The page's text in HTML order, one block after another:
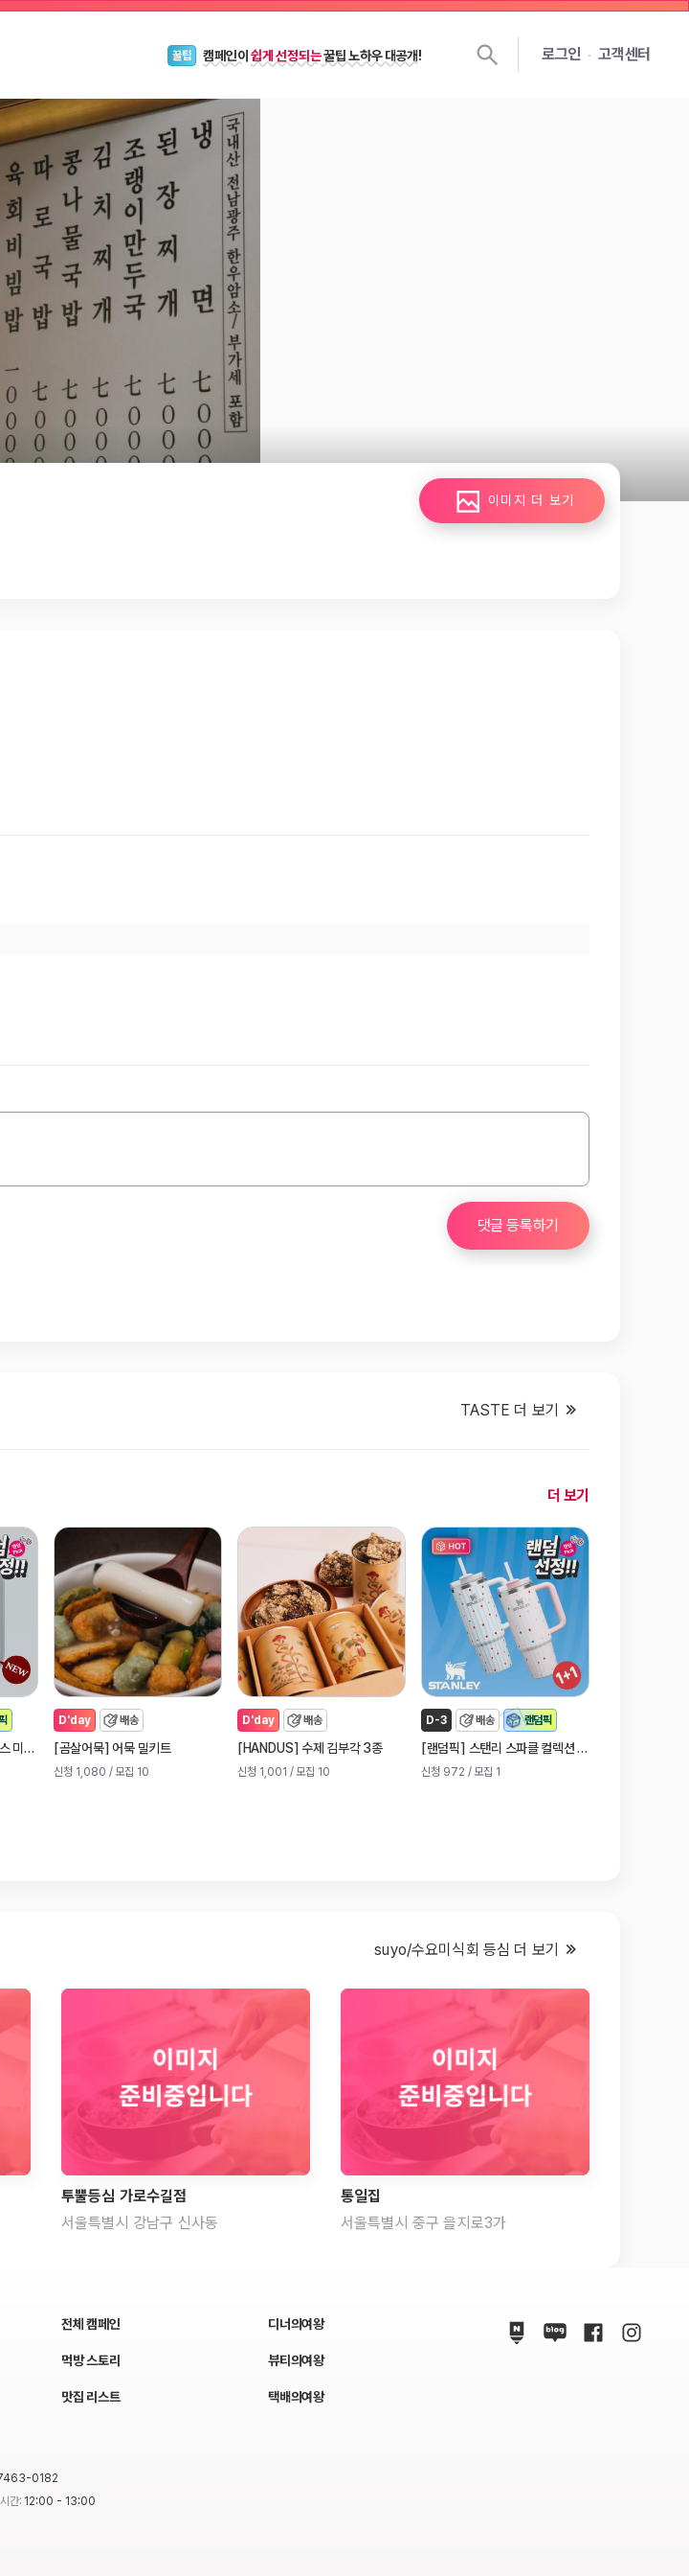
꿀팁
안내 블로그 위젯을 달면선정확률이 높아져요! 로그인 고객센터
이미지 더 보기
댓글 등록하기
TASTE 더 보기
오
새
로
나
온
캠
페
인
더 보기
신제품)
D'day 배송
[곰살어묵] 어묵 밀키트
신청 1,080 / 모집 10
D'day 배송
[HANDUS] 수제 김부각 3종
신청 1,001 / 모집 10
D-3 배송 랜덤픽
[랜덤픽 ] 스탠리 스파클 컬렉션 - 퀜처 H2.0 플로우 스테이트 텀블러 887ml
신청 972 / 모집 1
suyo/수요미식회 등심 더 보기
투뿔등심 가로수길점
서울특별시 강남구 신사동
통일집
서울특별시 중구 을지로3가
전체 캠페인
먹방 스토리
맛집 리스트
디너의여왕
뷰티의여왕
택배의여왕
0182
간: 12:00 - 13:00